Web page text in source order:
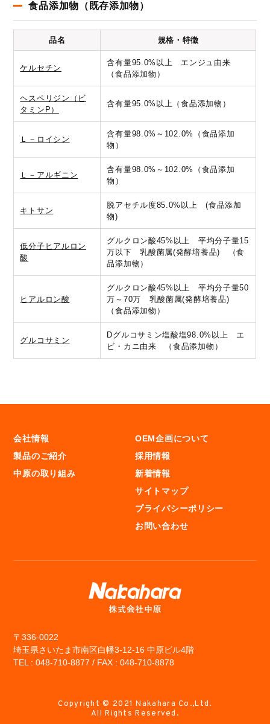
食品添加物（既存添加物）
品名 規格・特徴
ケルセチン
含有量95.0%以上 エンジュ由来
（食品添加物）
ヘスペリジン（ビ
タミンP）
含有量95.0%以上（食品添加物）
Ｌ－ロイシン
含有量98.0%～102.0%（食品添加
物）
Ｌ－アルギニン
含有量98.0%～102.0%（食品添加
物）
キトサン
脱アセチル度85.0%以上 (食品添加
物)
低分子ヒアルロン
酸
グルクロン酸45%以上 平均分子量15
万以下 乳酸菌属(発酵培養品) （食
品添加物）
ヒアルロン酸
グルクロン酸45%以上 平均分子量50
万～70万 乳酸菌属(発酵培養品)
（食品添加物）
グルコサミン
Dグルコサミン塩酸塩98.0%以上 エ
ビ・カニ由来 （食品添加物）
会社情報
製品のご紹介
中原の取り組み
OEM企画について
採用情報
新着情報
サイトマップ
プライバシーポリシー
お問い合わせ
〒336-0022
埼玉県さいたま市南区白幡3-12-16 中原ビル4階
TEL : 048-710-8877 / FAX : 048-710-8878
Copyright © 2021 Nakahara Co.,Ltd.
All Rights Reserved.